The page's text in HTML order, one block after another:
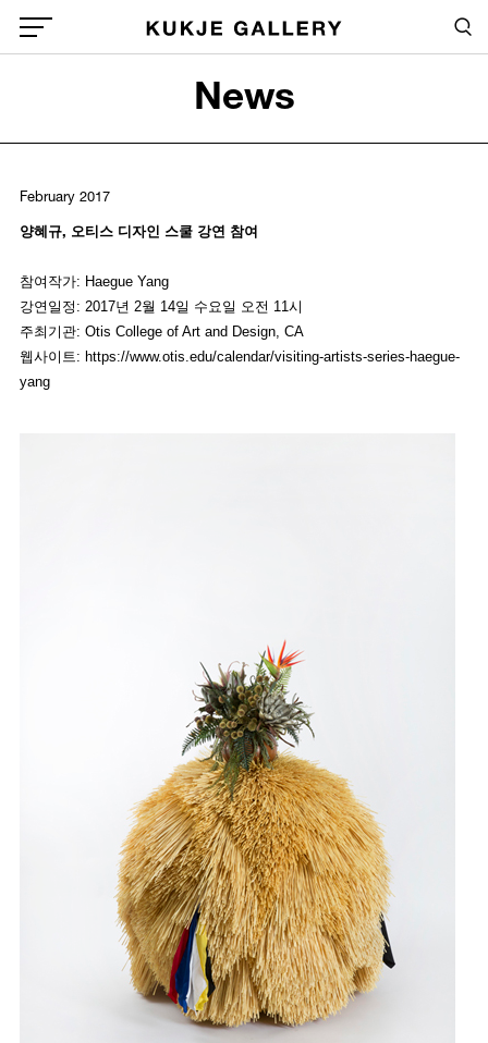
Skip to main content
Global Menu Open Button
News
February 2017
양혜규, 오티스 디자인 스쿨 강연 참여
참여작가: Haegue Yang
강연일정: 2017년 2월 14일 수요일 오전 11시
주최기관: Otis College of Art and Design, CA
웹사이트: https://www.otis.edu/calendar/visiting-artists-series-haegue-
yang